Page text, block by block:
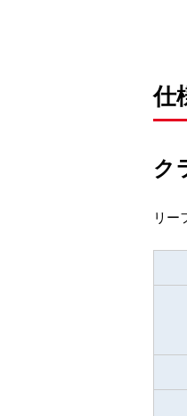
仕
ク
リー